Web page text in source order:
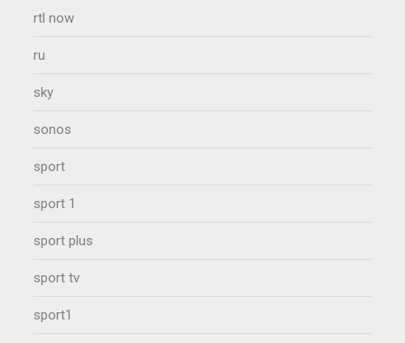
rtl now
ru
sky
sonos
sport
sport 1
sport plus
sport tv
sport1